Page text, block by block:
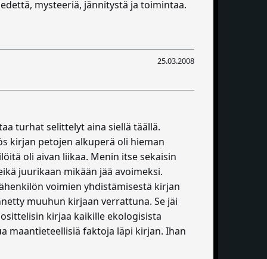
mysteeriä, jännitystä ja toimintaa.
25.03.2008
turhat selittelyt aina siellä täällä.
kirjan petojen alkuperä oli hieman
oli aivan liikaa. Menin itse sekaisin
juurikaan mikään jää avoimeksi.
voimien yhdistämisestä kirjan
muuhun kirjaan verrattuna. Se jäi
kirjaa kaikille ekologisista
maantieteellisiä faktoja läpi kirjan. Ihan